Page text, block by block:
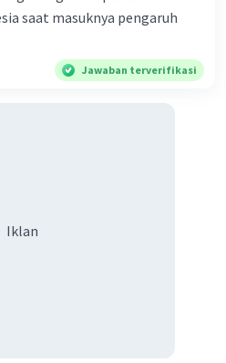
masing-masing.
Balas
saat masuknya pengaruh
Jawaban terverifikasi
Iklan